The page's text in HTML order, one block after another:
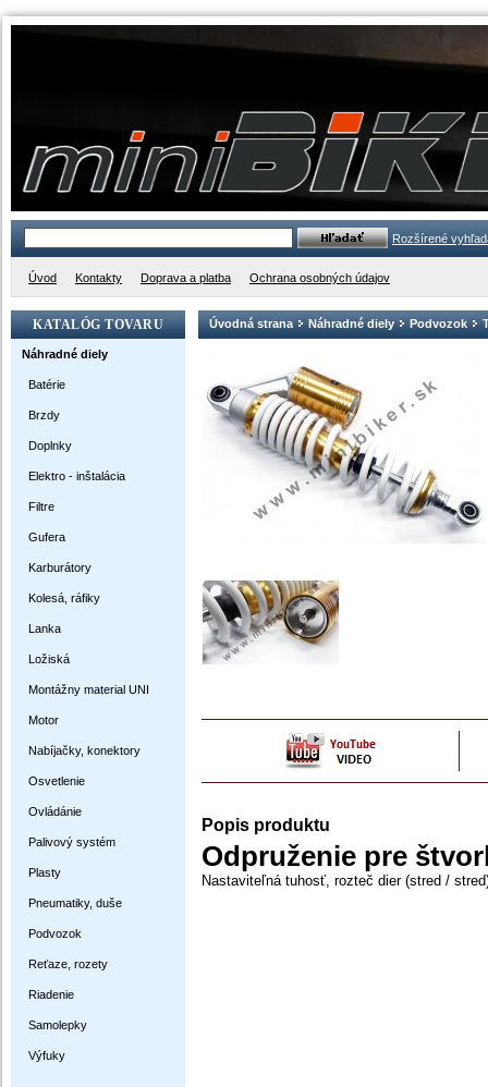
Rozšírené
Úvod Kontakty Doprava a platba Ochrana osobných údajov
KATALÓG TOVARU
Náhradné diely
Batérie
Brzdy
Doplnky
Elektro - inštalácia
Filtre
Gufera
Karburátory
Kolesá, ráfiky
Lanka
Ložiská
Montážny material UNI
Motor
Nabíjačky, konektory
Osvetlenie
Ovládánie
Palivový systém
Plasty
Pneumatiky, duše
Podvozok
Reťaze, rozety
Riadenie
Samolepky
Výfuky
Úvodná strana Náhradné diely Podvozok
Popis produktu
Odpruženie pre
Nastaviteľná tuhosť, rozteč dier (stred /